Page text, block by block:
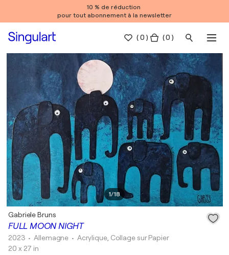
10 % de réduction
pour tout abonnement à la newsletter
(0 ) ( 0 )
1/18
FULL MOON NIGHT
Gabriele Bruns
2023 • Allemagne • Acrylique, Collage sur Papier
20 x 27 in